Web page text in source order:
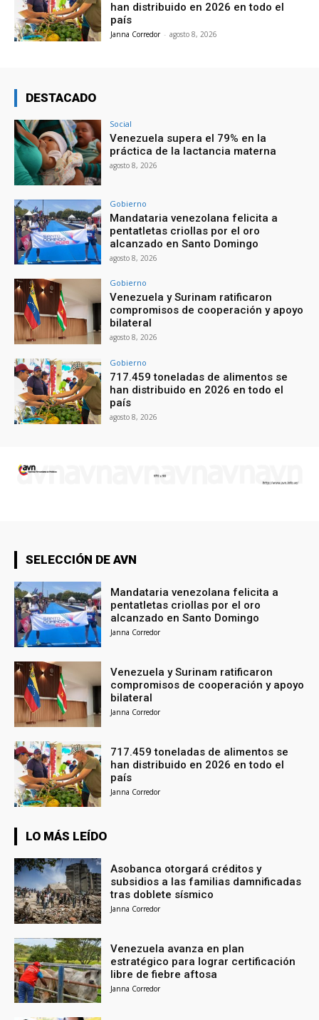
han distribuido en 2026 en todo el
país
Janna Corredor - agosto 8, 2026
DESTACADO
Social
Venezuela supera el 79% en la
práctica de la lactancia materna
agosto 8, 2026
Gobierno
Mandataria venezolana felicita a
pentatletas criollas por el oro
alcanzado en Santo Domingo
agosto 8, 2026
Gobierno
Venezuela y Surinam ratificaron
compromisos de cooperación y apoyo
bilateral
agosto 8, 2026
Gobierno
717.459 toneladas de alimentos se
han distribuido en 2026 en todo el
país
agosto 8, 2026
SELECCIÓN DE AVN
Mandataria venezolana felicita a
pentatletas criollas por el oro
alcanzado en Santo Domingo
Janna Corredor
Venezuela y Surinam ratificaron
compromisos de cooperación y apoyo
bilateral
Janna Corredor
717.459 toneladas de alimentos se
han distribuido en 2026 en todo el
país
Janna Corredor
LO MÁS LEÍDO
Asobanca otorgará créditos y
subsidios a las familias damnificadas
tras doblete sísmico
Janna Corredor
Venezuela avanza en plan
estratégico para lograr certificación
libre de fiebre aftosa
Janna Corredor